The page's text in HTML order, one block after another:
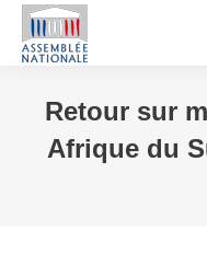
Retour sur
Afrique du